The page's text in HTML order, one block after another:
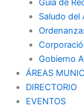
Saludo del
Gobierno
ÁREAS
DIRECTORIO
EVENTOS